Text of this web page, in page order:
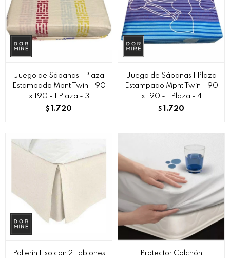
Juego de Sábanas 1 Plaza
Estampado Mpnt Twin - 90
x 190 - 1 Plaza - 3
$ 1.720
Juego de Sábanas 1 Plaza
Estampado Mpnt Twin - 90
x 190 - 1 Plaza - 4
$ 1.720
Pollerín Liso con 2 Tablones Protector Colchón